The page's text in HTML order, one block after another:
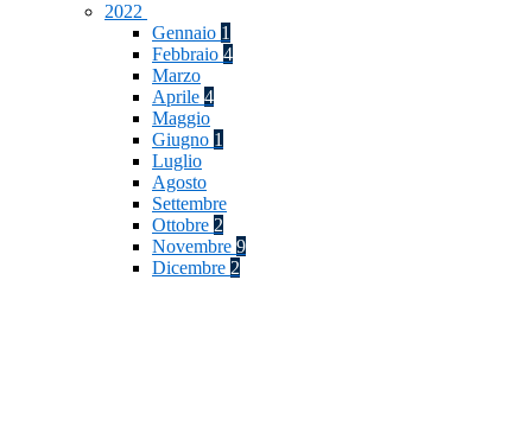
2022
Gennaio 1
Febbraio 4
Marzo
Aprile 4
Maggio
Giugno 1
Luglio
Agosto
Settembre
Ottobre 2
Novembre 9
Dicembre 2